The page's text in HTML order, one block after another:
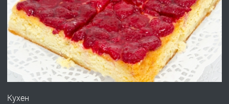
ПРЕДЛАГА Давам гараж под наем
преди 3 дни
ПРЕДЛАГА
№4120 Магазин/Офис под наем в кв.
Кухен